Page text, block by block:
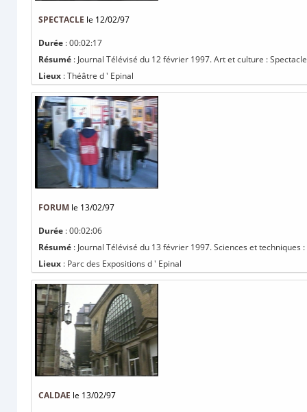
SPECTACLE le 12/02/97
Durée : 00:02:17
Résumé : Journal Télévisé du 12 février 1997. Art et culture :
Lieux : Théâtre d ' Epinal
FORUM le 13/02/97
Durée : 00:02:06
Résumé : Journal Télévisé du 13 février 1997. Sciences et techniques
Lieux : Parc des Expositions d ' Epinal
CALDAE le 13/02/97